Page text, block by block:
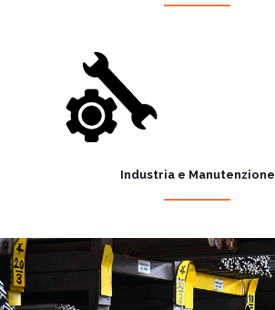
Industria e Manutenzione